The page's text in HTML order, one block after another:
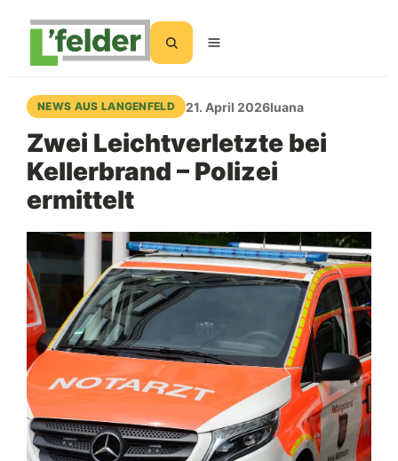
NEWS AUS LANGENFELD 21. April 2026luana
Zwei Leichtverletzte bei
Kellerbrand – Polizei
ermittelt